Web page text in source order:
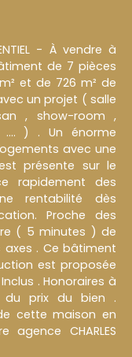
- À vendre à
de 7 pièces
et de 726 m² de
un projet ( salle
, show-room ,
) . Un énorme
avec une
présente sur le
rapidement des
rentabilité dès
Proche des
( 5 minutes ) de
. Ce bâtiment
est proposée
. Honoraires à
du prix du bien .
cette maison en
CHARLES